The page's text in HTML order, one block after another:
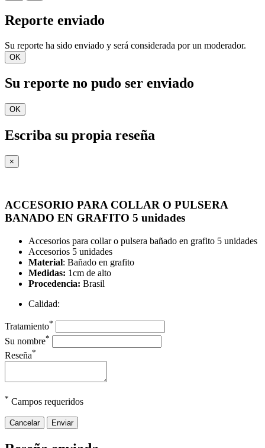
Reporte enviado
Su reporte ha sido enviado y será considerada por un moderador.
OK
Su reporte no pudo ser enviado
OK
Escriba su propia reseña
×
ACCESORIO PARA COLLAR O PULSERA
BANADO EN GRAFITO 5 unidades
Accesorios para collar o pulsera bañado en grafito 5 unidades
Accesorios 5 unidades
Material: Bañado en grafito
Medidas: 1cm de alto
Procedencia: Brasil
Calidad:
Tratamiento*
Su nombre*
Reseña*
* Campos requeridos
Cancelar Enviar